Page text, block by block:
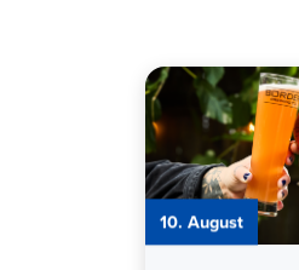
10. August